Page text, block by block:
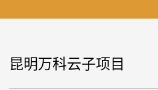
昆明万科云子项目